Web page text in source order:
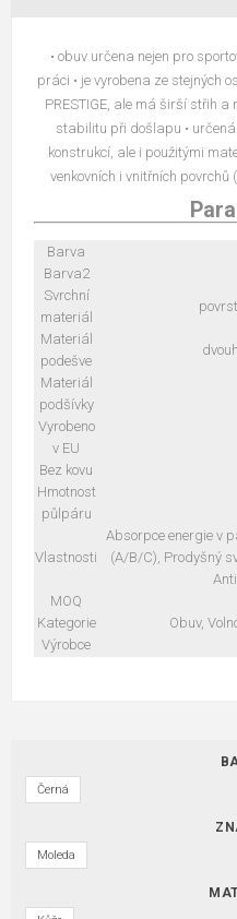
• obuv určena nejen pro
práci • je vyrobena ze stejných
PRESTIGE, ale má širší střih
stabilitu při došlapu •
konstrukcí, ale i použitými
venkovních i vnitřních povrchů
Barva
Barva2
Svrchní
materiál
Materiál
podešve
Materiál
podšívky
Vyrobeno
v EU
Bez kovu
Hmotnost
půlpáru
Vlastnosti
Absorpce energie v
(A/B/C), Prodyšný
MOQ
Kategorie
Obuv,
Výrobce
Černá
Moleda